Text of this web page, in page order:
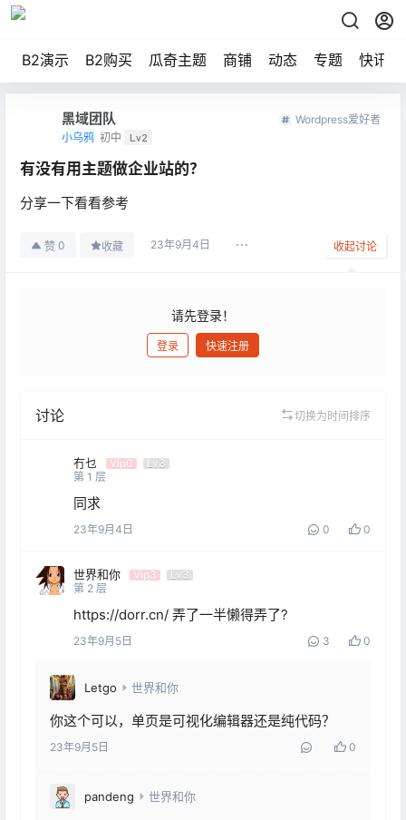
B2演示 B2购买 瓜奇主题 商铺 动态 专题 快讯
黑域团队
小乌鸦 初中 Lv2
Wordpress爱好者
有没有用主题做企业站的？
分享一下看看参考
赞 0 收藏 23年9月4日 收起讨论
请先登录！
登录 快速注册
讨论 切换为时间排序
冇乜 Vip0
Lv3
第 1 层
同求
23年9月4日 0 0
世界和你 Vip3
Lv3
第 2 层
https://dorr.cn/ 弄了一半懒得弄了?
23年9月5日 3 0
Letgo 世界和你
你这个可以，单页是可视化编辑器还是纯代码？
23年9月5日 0
pandeng 世界和你